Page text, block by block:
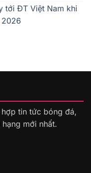
tới ĐT Việt Nam khi
2026
tin tức bóng đá,
mới nhất.